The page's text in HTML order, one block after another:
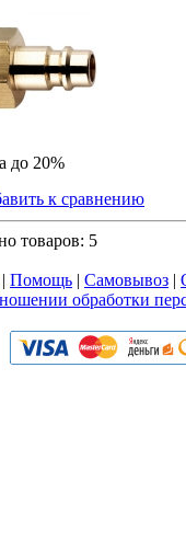
до 20%
к сравнению
товаров: 5
| Помощь | Самовывоз |
обработки